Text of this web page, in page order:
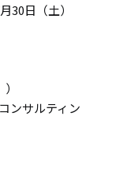
30日（土）
ンサルティン